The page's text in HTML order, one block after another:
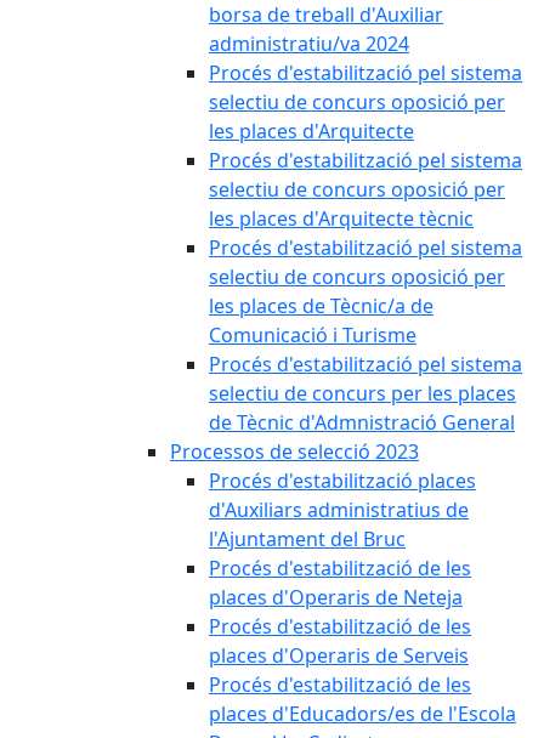
borsa de treball d'Auxiliar
administratiu/va 2024
Procés d'estabilització pel sistema
selectiu de concurs oposició per
les places d'Arquitecte
Procés d'estabilització pel sistema
selectiu de concurs oposició per
les places d'Arquitecte tècnic
Procés d'estabilització pel sistema
selectiu de concurs oposició per
les places de Tècnic/a de
Comunicació i Turisme
Procés d'estabilització pel sistema
selectiu de concurs per les places
de Tècnic d'Admnistració General
Processos de selecció 2023
Procés d'estabilització places
d'Auxiliars administratius de
l'Ajuntament del Bruc
Procés d'estabilització de les
places d'Operaris de Neteja
Procés d'estabilització de les
places d'Operaris de Serveis
Procés d'estabilització de les
places d'Educadors/es de l'Escola